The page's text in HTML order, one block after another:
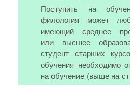
Поступить на
филология может
имеющий среднее
или высшее
студент старших
обучения необходимо
на обучение (выше на